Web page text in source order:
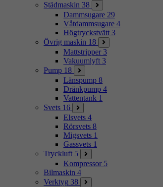
Städmaskin 38
Dammsugare 29
Våtdammsugare 4
Högtryckstvätt 3
Övrig maskin 18
Mattstripper 3
Vakuumlyft 3
Pump 18
Länspump 8
Dränkpump 4
Vattentank 1
Svets 16
Elsvets 4
Rörsvets 8
Migsvets 1
Gassvets 1
Tryckluft 5
Kompressor 5
Bilmaskin 4
Verktyg 38